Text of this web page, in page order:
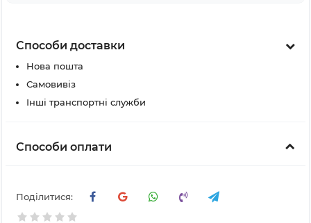
Способи доставки
Нова пошта
Самовивіз
Інші транспортні служби
Способи оплати
Поділитися: